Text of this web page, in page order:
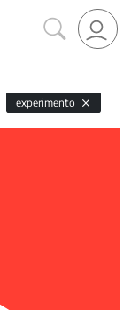
experimento